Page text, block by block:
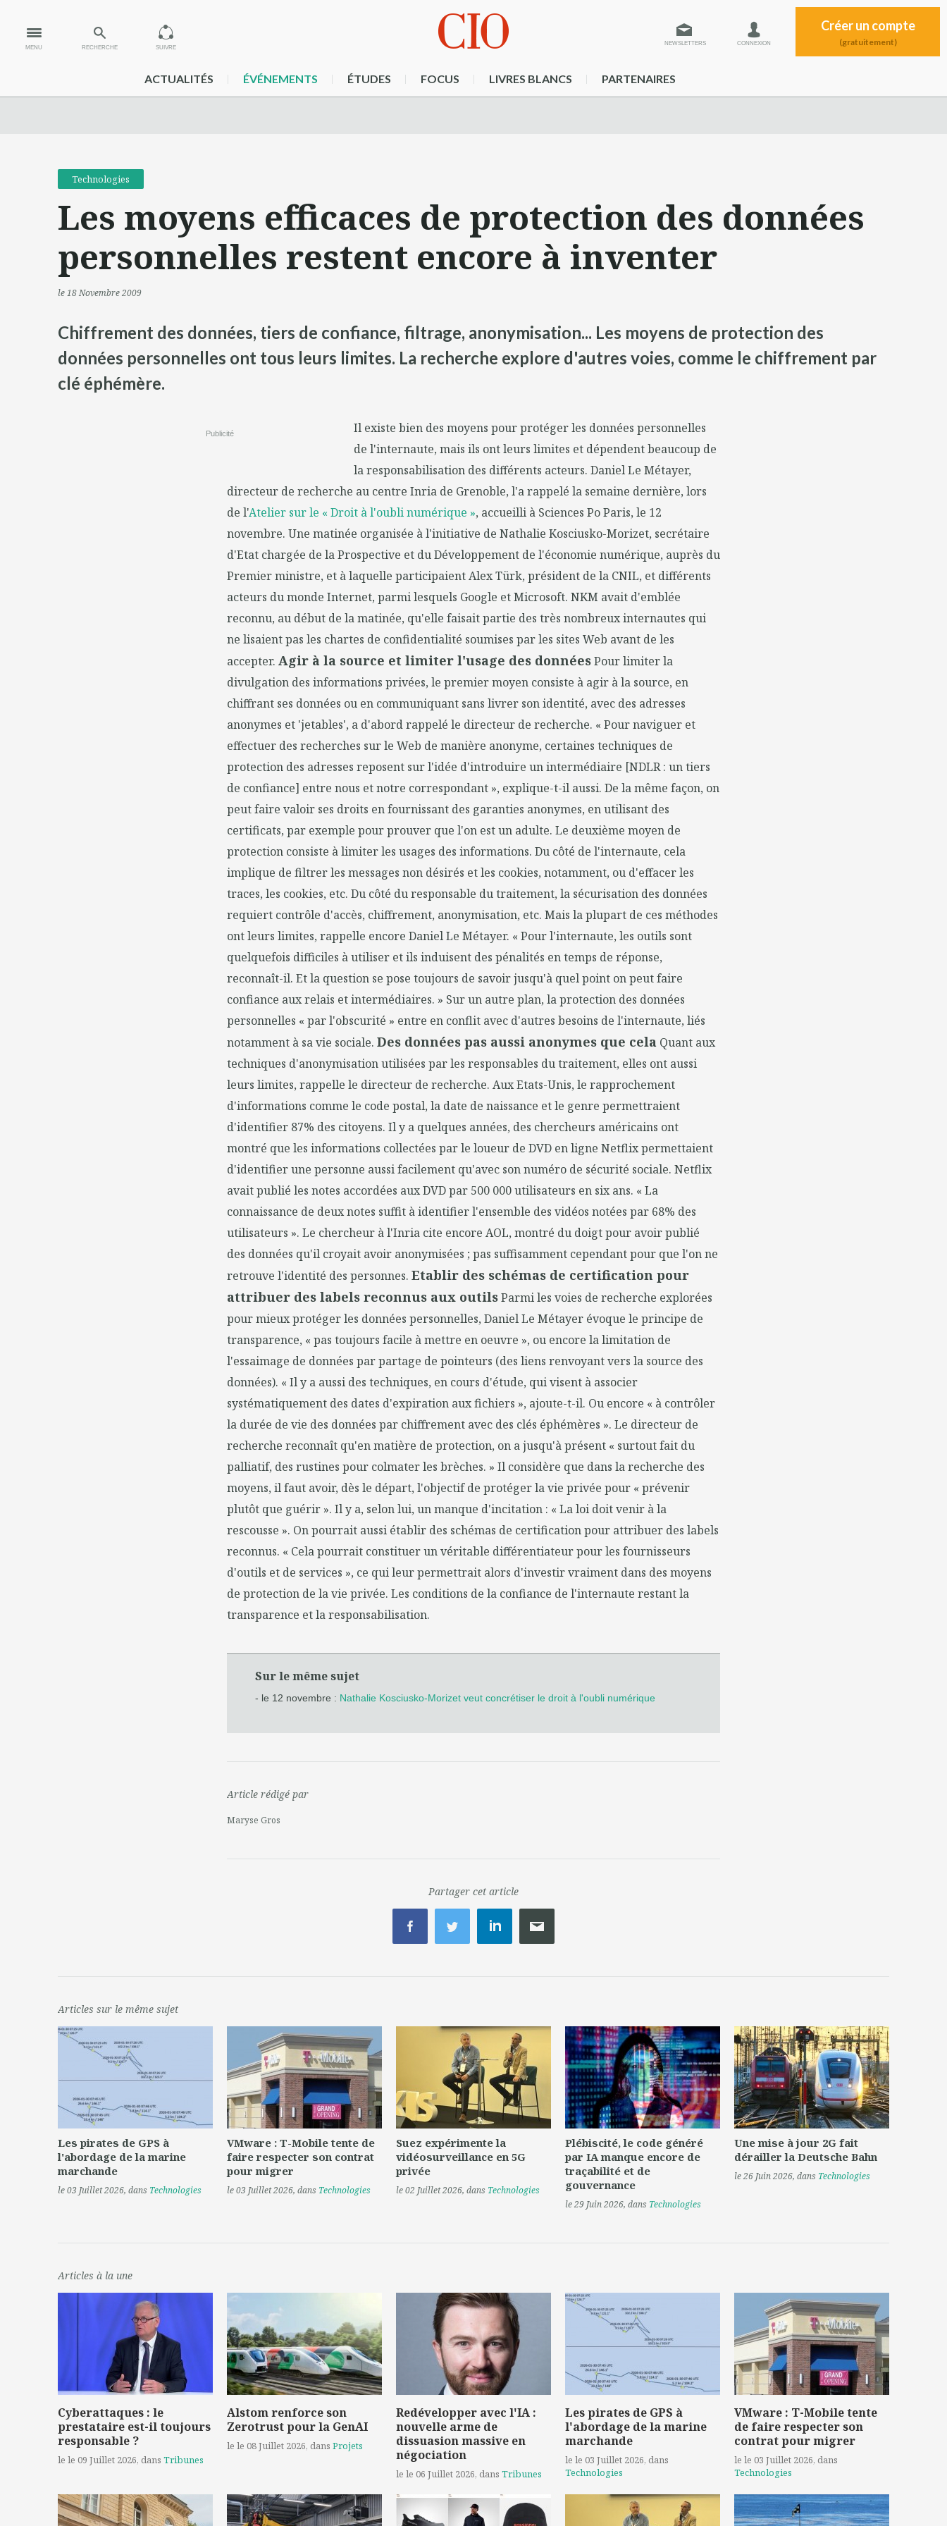
MENU RECHERCHE SUIVRE
NEWSLETTERS CONNEXION
Créer un compte
(gratuitement)
ACTUALITÉS ÉVÉNEMENTS ÉTUDES FOCUS LIVRES BLANCS PARTENAIRES
Technologies
Les moyens efficaces de protection des données
personnelles restent encore à inventer
le 18 Novembre 2009
Chiffrement des données, tiers de confiance, filtrage, anonymisation... Les moyens de protection des
données personnelles ont tous leurs limites. La recherche explore d'autres voies, comme le chiffrement par
clé éphémère.
Publicité
Il existe bien des moyens pour protéger les données personnelles
de l'internaute, mais ils ont leurs limites et dépendent beaucoup de
la responsabilisation des différents acteurs. Daniel Le Métayer,
directeur de recherche au centre Inria de Grenoble, l'a rappelé la semaine dernière, lors
de l'Atelier sur le « Droit à l'oubli numérique », accueilli à Sciences Po Paris, le 12
novembre. Une matinée organisée à l'initiative de Nathalie Kosciusko-Morizet, secrétaire
d'Etat chargée de la Prospective et du Développement de l'économie numérique, auprès du
Premier ministre, et à laquelle participaient Alex Türk, président de la CNIL, et différents
acteurs du monde Internet, parmi lesquels Google et Microsoft. NKM avait d'emblée
reconnu, au début de la matinée, qu'elle faisait partie des très nombreux internautes qui
ne lisaient pas les chartes de confidentialité soumises par les sites Web avant de les
accepter. Agir à la source et limiter l'usage des donnéesPour limiter la
divulgation des informations privées, le premier moyen consiste à agir à la source, en
chiffrant ses données ou en communiquant sans livrer son identité, avec des adresses
anonymes et 'jetables', a d'abord rappelé le directeur de recherche. « Pour naviguer et
effectuer des recherches sur le Web de manière anonyme, certaines techniques de
protection des adresses reposent sur l'idée d'introduire un intermédiaire [NDLR : un tiers
de confiance] entre nous et notre correspondant », explique-t-il aussi. De la même façon, on
peut faire valoir ses droits en fournissant des garanties anonymes, en utilisant des
certificats, par exemple pour prouver que l'on est un adulte. Le deuxième moyen de
protection consiste à limiter les usages des informations. Du côté de l'internaute, cela
implique de filtrer les messages non désirés et les cookies, notamment, ou d'effacer les
traces, les cookies, etc. Du côté du responsable du traitement, la sécurisation des données
requiert contrôle d'accès, chiffrement, anonymisation, etc. Mais la plupart de ces méthodes
ont leurs limites, rappelle encore Daniel Le Métayer. « Pour l'internaute, les outils sont
quelquefois difficiles à utiliser et ils induisent des pénalités en temps de réponse,
reconnaît-il. Et la question se pose toujours de savoir jusqu'à quel point on peut faire
confiance aux relais et intermédiaires. » Sur un autre plan, la protection des données
personnelles « par l'obscurité » entre en conflit avec d'autres besoins de l'internaute, liés
notamment à sa vie sociale. Des données pas aussi anonymes que cela Quant aux
techniques d'anonymisation utilisées par les responsables du traitement, elles ont aussi
leurs limites, rappelle le directeur de recherche. Aux Etats-Unis, le rapprochement
d'informations comme le code postal, la date de naissance et le genre permettraient
d'identifier 87% des citoyens. Il y a quelques années, des chercheurs américains ont
montré que les informations collectées par le loueur de DVD en ligne Netflix permettaient
d'identifier une personne aussi facilement qu'avec son numéro de sécurité sociale. Netflix
avait publié les notes accordées aux DVD par 500 000 utilisateurs en six ans. « La
connaissance de deux notes suffit à identifier l'ensemble des vidéos notées par 68% des
utilisateurs ». Le chercheur à l'Inria cite encore AOL, montré du doigt pour avoir publié
des données qu'il croyait avoir anonymisées ; pas suffisamment cependant pour que l'on ne
retrouve l'identité des personnes. Etablir des schémas de certification pour
attribuer des labels reconnus aux outilsParmi les voies de recherche explorées
pour mieux protéger les données personnelles, Daniel Le Métayer évoque le principe de
transparence, « pas toujours facile à mettre en oeuvre », ou encore la limitation de
l'essaimage de données par partage de pointeurs (des liens renvoyant vers la source des
données). « Il y a aussi des techniques, en cours d'étude, qui visent à associer
systématiquement des dates d'expiration aux fichiers », ajoute-t-il. Ou encore « à contrôler
la durée de vie des données par chiffrement avec des clés éphémères ». Le directeur de
recherche reconnaît qu'en matière de protection, on a jusqu'à présent « surtout fait du
palliatif, des rustines pour colmater les brèches. » Il considère que dans la recherche des
moyens, il faut avoir, dès le départ, l'objectif de protéger la vie privée pour « prévenir
plutôt que guérir ». Il y a, selon lui, un manque d'incitation : « La loi doit venir à la
rescousse ». On pourrait aussi établir des schémas de certification pour attribuer des labels
reconnus. « Cela pourrait constituer un véritable différentiateur pour les fournisseurs
d'outils et de services », ce qui leur permettrait alors d'investir vraiment dans des moyens
de protection de la vie privée. Les conditions de la confiance de l'internaute restant la
transparence et la responsabilisation.
Sur le même sujet
- le 12 novembre : Nathalie Kosciusko-Morizet veut concrétiser le droit à l'oubli numérique
Article rédigé par
Maryse Gros
Partager cet article
Articles sur le même sujet
Les pirates de GPS à
l'abordage de la marine
marchande
le 03 Juillet 2026, dans Technologies
VMware : T-Mobile tente de
faire respecter son contrat
pour migrer
le 03 Juillet 2026, dans Technologies
Suez expérimente la
vidéosurveillance en 5G
privée
le 02 Juillet 2026, dans Technologies
Plébiscité, le code généré
par IA manque encore de
traçabilité et de
gouvernance
le 29 Juin 2026, dans Technologies
Une mise à jour 2G fait
dérailler la Deutsche Bahn
le 26 Juin 2026, dans Technologies
Articles à la une
Cyberattaques : le
prestataire est-il toujours
responsable ?
le le 09 Juillet 2026, dans Tribunes
Alstom renforce son
Zerotrust pour la GenAI
le le 08 Juillet 2026, dans Projets
Redévelopper avec l'IA :
nouvelle arme de
dissuasion massive en
négociation
le le 06 Juillet 2026, dans Tribunes
Les pirates de GPS à
l'abordage de la marine
marchande
le le 03 Juillet 2026, dans
Technologies
VMware : T-Mobile tente
de faire respecter son
contrat pour migrer
le le 03 Juillet 2026, dans
Technologies